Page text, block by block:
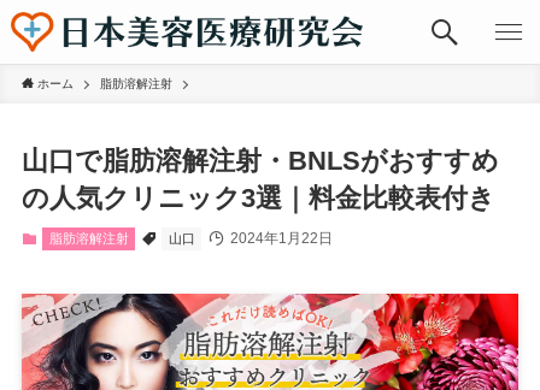
ホーム 脂肪溶解注射
山口で脂肪溶解注射・BNLSがおすすめ
の人気クリニック3選｜料金比較表付き
脂肪溶解注射 山口 2024年1月22日